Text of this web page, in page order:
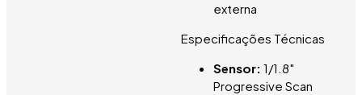
externa
Especificações Técnicas
Sensor: 1/1.8″
Progressive Scan